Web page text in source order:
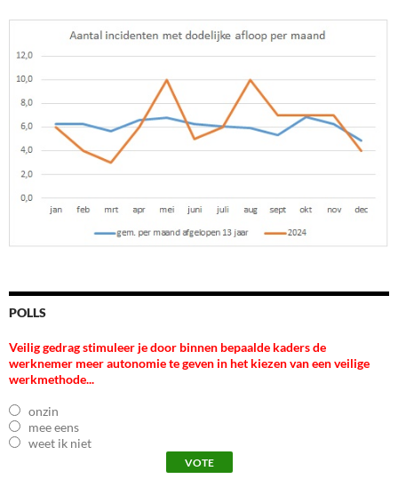
POLLS
Veilig gedrag stimuleer je door binnen bepaalde kaders de
werknemer meer autonomie te geven in het kiezen van een veilige
werkmethode...
onzin
mee eens
weet ik niet